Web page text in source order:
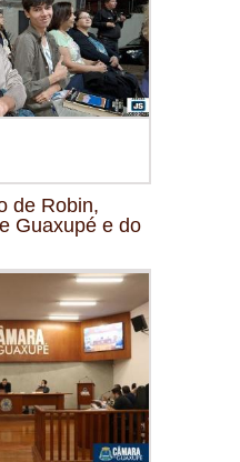
de Robin,
Guaxupé e do